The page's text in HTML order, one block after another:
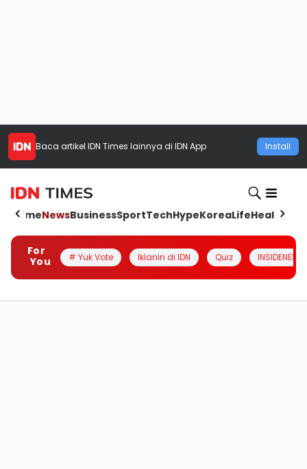
Baca artikel IDN Times lainnya di IDN App Install
HomeNewsBusinessSportTechHypeKoreaLifeHealth
For
You
# Yuk Vote Iklanin di IDN Quiz INSIDENESIA